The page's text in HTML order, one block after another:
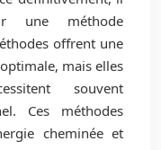
une méthode
offrent une
mais elles
souvent
Ces méthodes
cheminée et